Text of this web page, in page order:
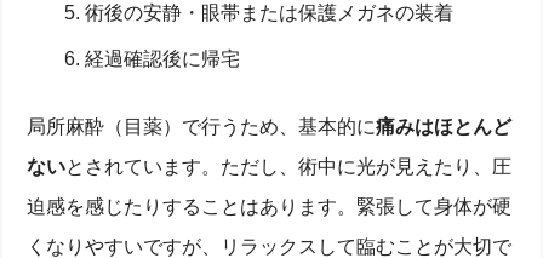
術後の安静・眼帯または保護メガネの装着
経過確認後に帰宅
局所麻酔（目薬）で行うため、基本的に痛みはほとんど
ないとされています。ただし、術中に光が見えたり、圧
迫感を感じたりすることはあります。緊張して身体が硬
くなりやすいですが、リラックスして臨むことが大切で